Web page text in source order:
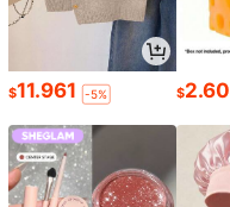
$11.961 -5% $